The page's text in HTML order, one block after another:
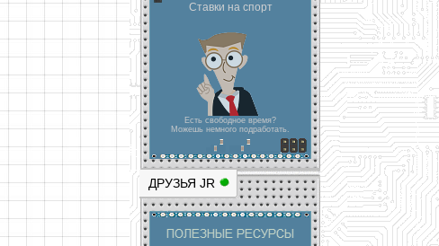
Ставки на спорт
Есть свободное время?
Можешь немного подработать.
ДРУЗЬЯ JR